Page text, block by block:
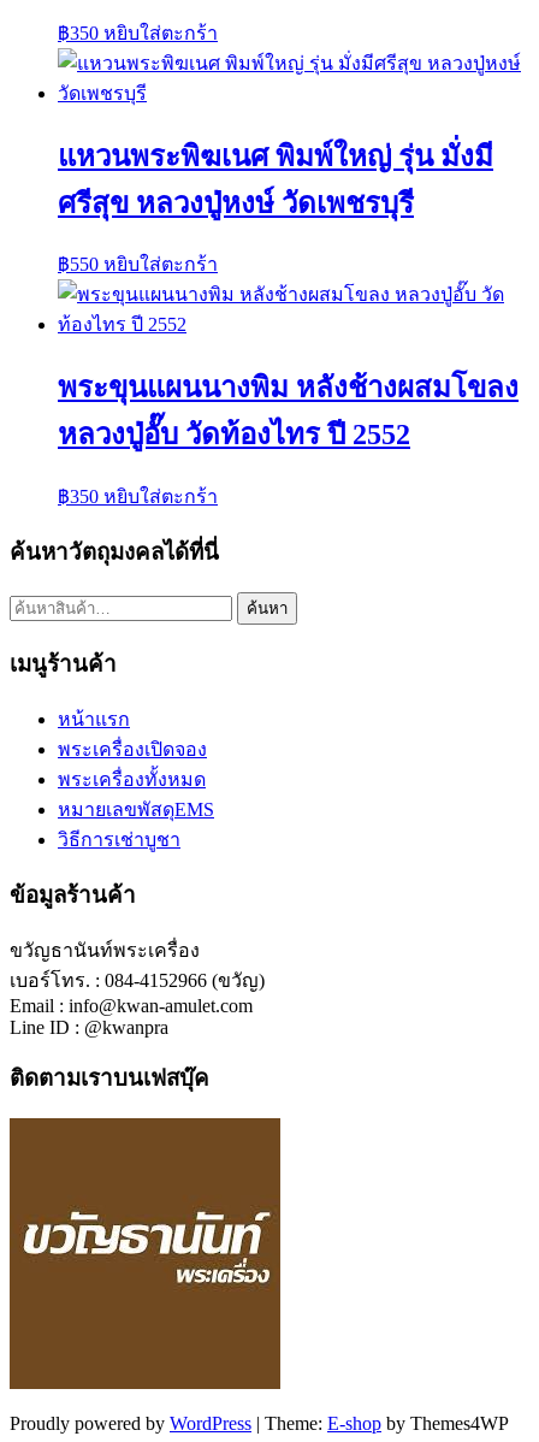
฿350 หยิบใส่ตะกร้า
แหวนพระพิฆเนศ พิมพ์ใหญ่ รุ่น มั่งมี
ศรีสุข หลวงปู่หงษ์ วัดเพชรบุรี
฿550 หยิบใส่ตะกร้า
พระขุนแผนนางพิม หลังช้างผสมโขลง
หลวงปู่อั๊บ วัดท้องไทร ปี 2552
฿350 หยิบใส่ตะกร้า
ค้นหาวัตถุมงคลได้ที่นี่
ค้นหา: ค้นหา
เมนูร้านค้า
หน้าแรก
พระเครื่องเปิดจอง
พระเครื่องทั้งหมด
หมายเลขพัสดุEMS
วิธีการเช่าบูชา
ข้อมูลร้านค้า
ขวัญธานันท์พระเครื่อง
เบอร์โทร. : 084-4152966 (ขวัญ)
Email : info@kwan-amulet.com
Line ID : @kwanpra
ติดตามเราบนเฟสบุ๊ค
Proudly powered by WordPress | Theme: E-shop by Themes4WP